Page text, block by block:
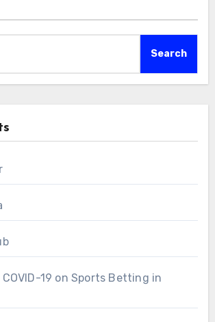
Search
19 on Sports Betting in